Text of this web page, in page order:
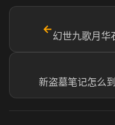
←
幻世九歌月华
新盗墓笔记怎么